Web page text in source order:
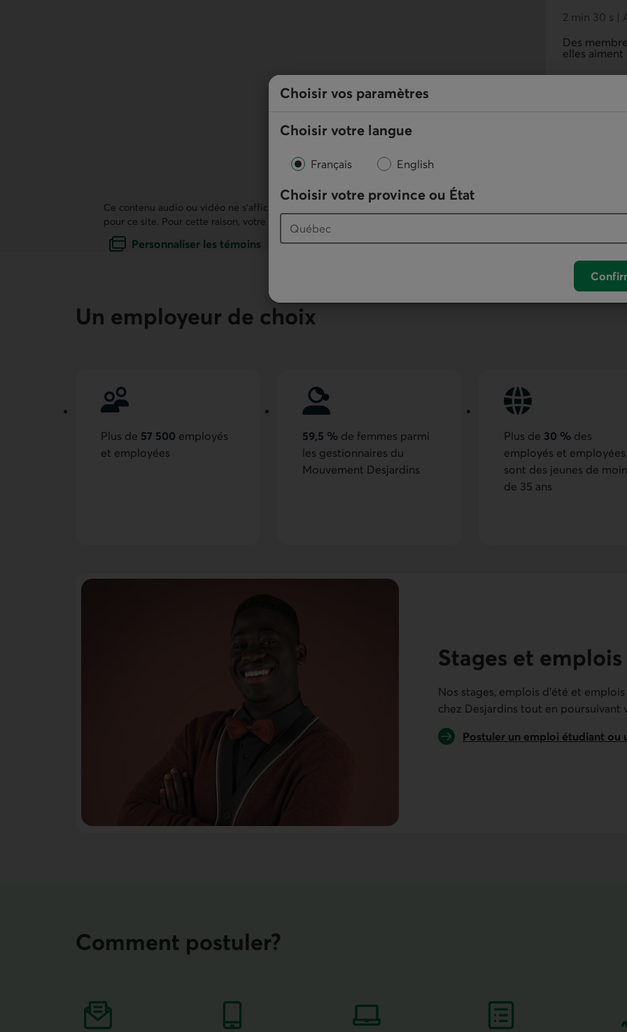
Choisir vos paramètres
Choisir votre langue
Français English
Choisir votre province ou État
Ce contenu audio ou vidéo ne s’affiche pas, car les témoins (
pour ce site. Pour cette raison, votre expérience de navigation n'est pas optimale.
Personnaliser les témoins
2 min 30 s |
Des
elles
Un employeur de choix
Plus de 57 500 employés
et employées
59,5 % de femmes parmi
les gestionnaires du
Mouvement Desjardins
Plus de 30 % des
employés et employées
sont des jeunes de
de 35 ans
Stages et
Nos stages, emplois d’été et
chez Desjardins tout en poursuivant
Postuler un emploi étudiant ou
Comment postuler?